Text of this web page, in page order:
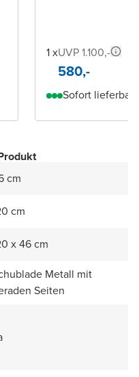
1 xUVP 1.100,-
580,-
Sofort lieferbar
cm
cm
x 46 cm
Metall mit
Seiten